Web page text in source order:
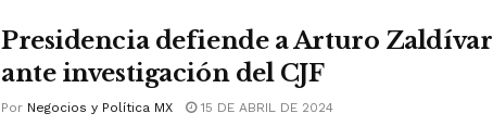
Presidencia defiende a Arturo Zaldívar
ante investigación del CJF
Por Negocios y Política MX 15 DE ABRIL DE 2024